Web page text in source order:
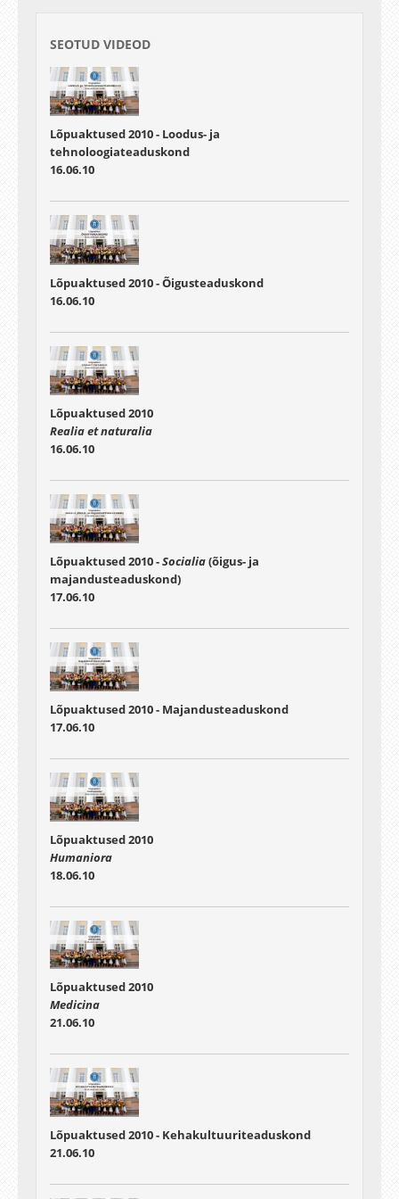
Lõpetajate väljumine
SEOTUD VIDEOD
Lõpuaktused 2010 - Loodus- ja
tehnoloogiateaduskond
16.06.10
Lõpuaktused 2010 - Õigusteaduskond
16.06.10
Lõpuaktused 2010
Realia et naturalia
16.06.10
Lõpuaktused 2010 -Socialia(õigus- ja
majandusteaduskond)
17.06.10
Lõpuaktused 2010 - Majandusteaduskond
17.06.10
Lõpuaktused 2010
Humaniora
18.06.10
Lõpuaktused 2010
Medicina
21.06.10
Lõpuaktused 2010 - Kehakultuuriteaduskond
21.06.10